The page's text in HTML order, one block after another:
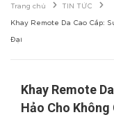
Trang chủ TIN TỨC
Khay Remote Da Cao Cấp:
Đại
Khay Remote
Hảo Cho Không